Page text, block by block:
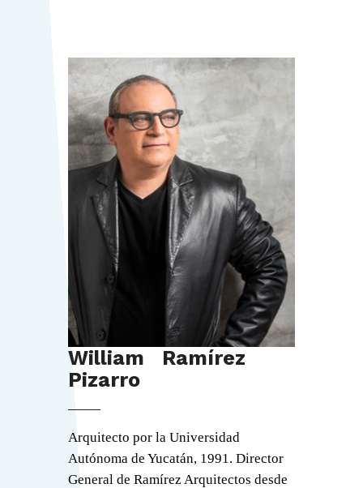
William Ramírez
Pizarro
Arquitecto por la Universidad
Autónoma de Yucatán, 1991. Director
General de Ramírez Arquitectos desde